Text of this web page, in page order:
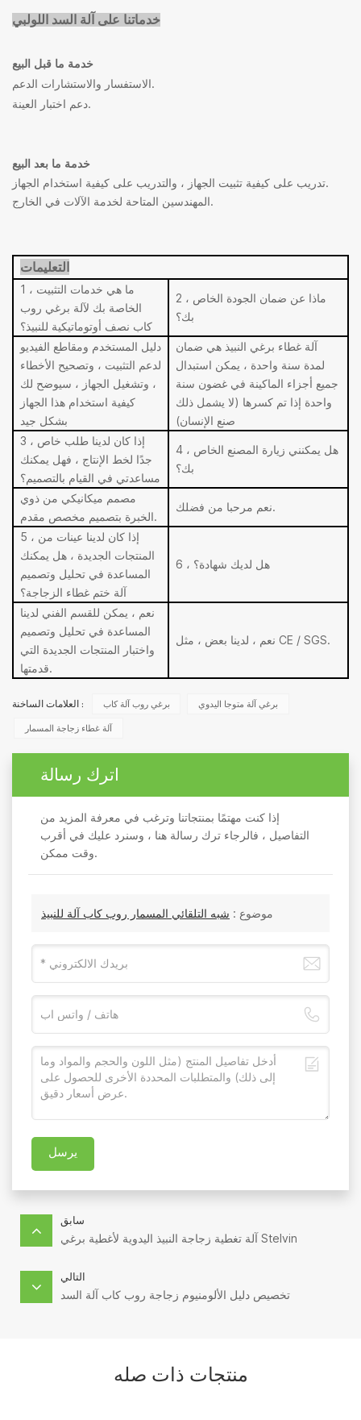
خدماتنا على آلة السد اللولبي
خدمة ما قبل البيع
الاستفسار والاستشارات الدعم.
دعم اختبار العينة.
خدمة ما بعد البيع
تدريب على كيفية تثبيت الجهاز ، والتدريب على كيفية استخدام الجهاز.
المهندسين المتاحة لخدمة الآلات في الخارج.
التعليمات
1 ، ما هي خدمات التثبيت
الخاصة بك لآلة برغي روب
كاب نصف أوتوماتيكية للنبيذ؟
2 ، ماذا عن ضمان الجودة الخاص
بك؟
دليل المستخدم ومقاطع الفيديو
لدعم التثبيت ، وتصحيح الأخطاء
، وتشغيل الجهاز ، سيوضح لك
كيفية استخدام هذا الجهاز
بشكل جيد
آلة غطاء برغي النبيذ هي ضمان
لمدة سنة واحدة ، يمكن استبدال
جميع أجزاء الماكينة في غضون سنة
واحدة إذا تم كسرها (لا يشمل ذلك
صنع الإنسان)
3 ، إذا كان لدينا طلب خاص
جدًا لخط الإنتاج ، فهل يمكنك
مساعدتي في القيام بالتصميم؟
4 ، هل يمكنني زيارة المصنع الخاص
بك؟
مصمم ميكانيكي من ذوي
الخبرة بتصميم مخصص مقدم.
نعم مرحبا من فضلك.
5 ، إذا كان لدينا عينات من
المنتجات الجديدة ، هل يمكنك
المساعدة في تحليل وتصميم
آلة ختم غطاء الزجاجة؟
6 ، هل لديك شهادة؟
نعم ، يمكن للقسم الفني لدينا
المساعدة في تحليل وتصميم
واختبار المنتجات الجديدة التي
قدمتها.
نعم ، لدينا بعض ، مثل CE / SGS.
العلامات الساخنة : برغي روب آلة كاب برغي آلة متوجا اليدوي
آلة غطاء زجاجة المسمار
اترك رسالة
إذا كنت مهتمًا بمنتجاتنا وترغب في معرفة المزيد من
التفاصيل ، فالرجاء ترك رسالة هنا ، وسنرد عليك في أقرب
وقت ممكن.
موضوع : شبه التلقائي المسمار روب كاب آلة للنبيذ
يرسل
سابق
آلة تغطية زجاجة النبيذ اليدوية لأغطية برغي Stelvin
التالي
تخصيص دليل الألومنيوم زجاجة روب كاب آلة السد
منتجات ذات صله